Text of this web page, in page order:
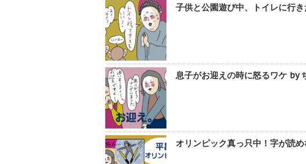
子供と公園遊び中、トイレに行
息子がお迎えの時に怒るワケ by
オリンピック真っ只中！字が読